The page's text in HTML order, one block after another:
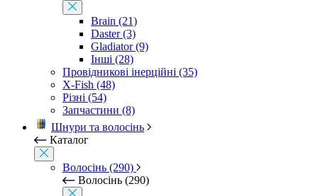
Brain (21)
Daster (3)
Gladiator (9)
Інші (28)
Провідникові інерційні (35)
X-Fish (48)
Різні (54)
Запчастини (8)
Шнури та волосінь
Каталог
Волосінь (290)
Волосінь (290)